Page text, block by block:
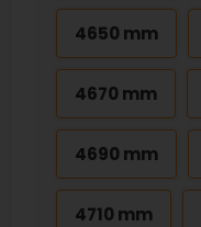
4650 mm
4670 mm
4690 mm
4710 mm